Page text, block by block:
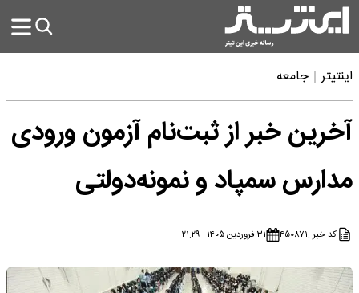
اینتیتر جامعه
آخرین خبر از ثبت‌نام آزمون ورودی
مدارس سمپاد و نمونه‌دولتی
کد خبر :۴۵۰۸۷۱ ۳۱ فروردین ۱۴۰۵ - ۲۱:۲۹